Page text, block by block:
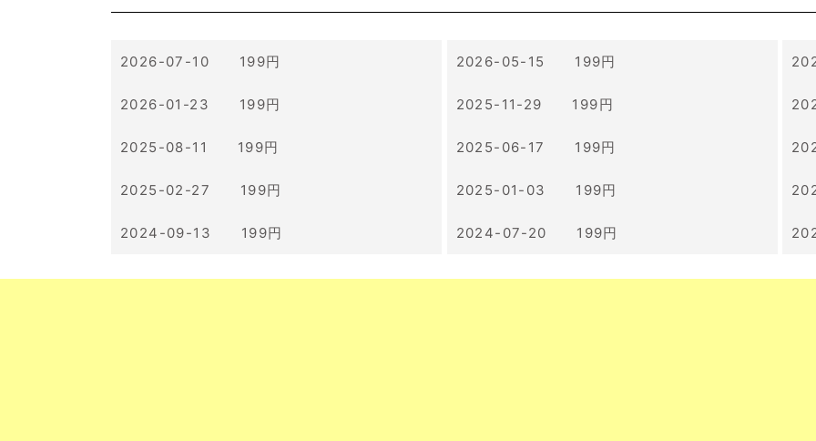
2026-07-10 199円 2026-05-15 199円
2026-01-23 199円 2025-11-29 199円
2025-08-11 199円 2025-06-17 199円
2025-02-27 199円 2025-01-03 199円
2024-09-13 199円 2024-07-20 199円